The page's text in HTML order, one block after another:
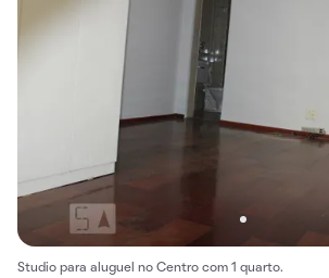
Studio para aluguel no Centro com 1 quarto.